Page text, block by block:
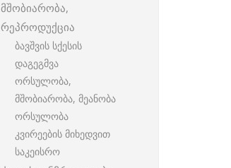
მშობიარობა,
რეპროდუქცია
ბავშვის სქესის
დაგეგმვა
ორსულობა,
მშობიარობა, მეანობა
ორსულობა
კვირეების მიხედვით
საკეისრო